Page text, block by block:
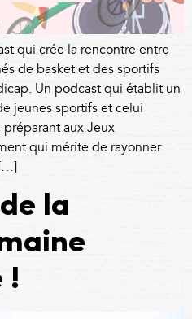
qui crée la rencontre entre
de basket et des sportifs
Un podcast qui établit un
jeunes sportifs et celui
aux Jeux
qui mérite de rayonner
la
!